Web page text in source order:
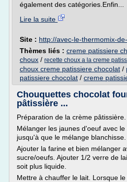
également des catégories.Enfin...
Lire la suite
Site : http://avec-le-thermomix-
Thèmes liés : creme patissiere
choux / recette choux a la creme
choux creme patissiere chocolat /
patissiere chocolat / creme
Chouquettes chocolat
pâtissière ...
Préparation de la crème pâtissière.
Mélanger les jaunes d'oeuf avec
jusqu'à que le mélange blanchisse.
Ajouter la farine et bien mélanger
sucre/oeufs. Ajouter 1/2 verre de
soit plus liquide.
Mettre à chauffer le lait. Lorsque